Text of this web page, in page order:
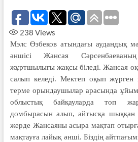
238 Views
Мэлс Өзбеков атындағы аудандық
әншісі Жансая
жұртшылығы жақсы біледі. Жансая
салып келеді. Мектеп оқып жүрген
терме орындаушылар арасында
облыстық байқауларда топ
домбырасын алып, айтысқа шыққан
жерде Жансаяны асыра мақтап
мақтауға лайық әнші. Біздің